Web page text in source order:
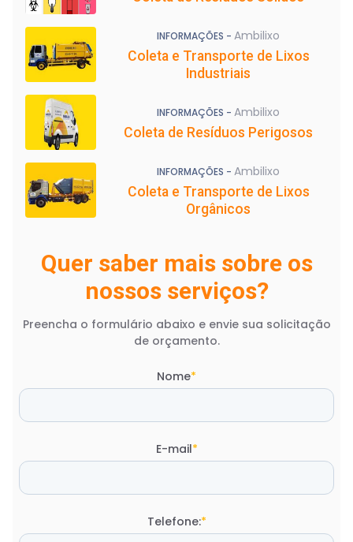
INFORMAÇÕES - Ambilixo
Coleta e Transporte de Lixos
Industriais
INFORMAÇÕES - Ambilixo
Coleta de Resíduos Perigosos
INFORMAÇÕES - Ambilixo
Coleta e Transporte de Lixos
Orgânicos
Quer saber mais sobre os
nossos serviços?
Preencha o formulário abaixo e envie sua solicitação
de orçamento.
Nome*
E-mail*
Telefone:*